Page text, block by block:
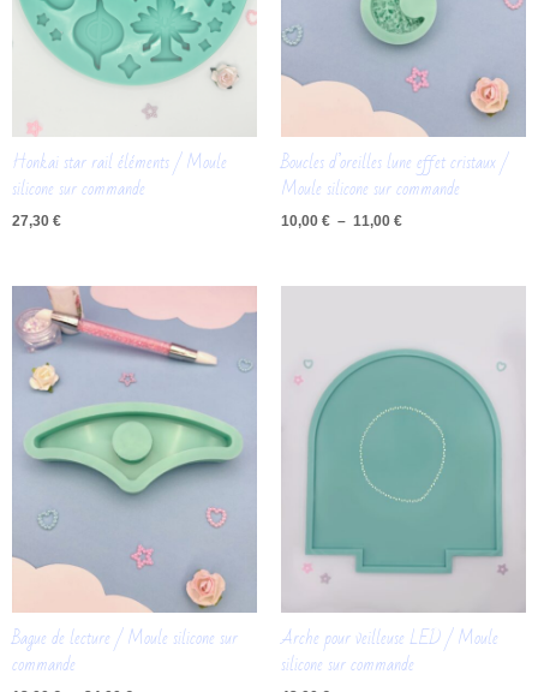
Honkai star rail éléments / Moule
silicone sur commande
27,30 €
Boucles d’oreilles lune effet cristaux /
Moule silicone sur commande
10,00 € – 11,00 €
Bague de lecture / Moule silicone sur
commande
de
prix :
13,00 €
à
Arche pour veilleuse LED / Moule
silicone sur commande